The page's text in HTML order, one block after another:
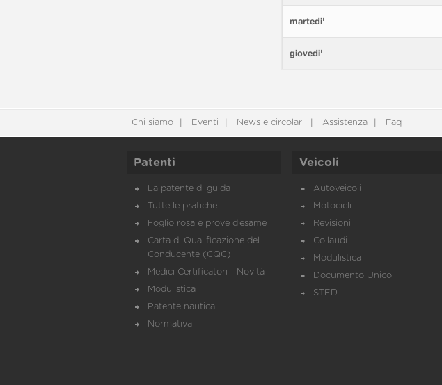
martedi'
giovedi'
Chi siamo Eventi News e circolari Assistenza Faq
Patenti
La patente di guida
Tutte le pratiche
Foglio rosa e prove d’esame
Carta di Qualificazione del
Conducente (CQC)
Medici Certificatori - Novità
Modulistica
Patente nautica
Normativa
Veicoli
Autoveicoli
Motocicli
Revisioni
Collaudi
Modulistica
Documento Unico
STED